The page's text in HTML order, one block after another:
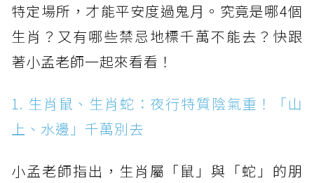
特定場所，才能平安度過鬼月。究竟是哪4個
生肖？又有哪些禁忌地標千萬不能去？快跟
著小孟老師一起來看看！
1. 生肖鼠、生肖蛇：夜行特質陰氣重！「山
上、水邊」千萬別去
小孟老師指出，生肖屬「鼠」與「蛇」的朋